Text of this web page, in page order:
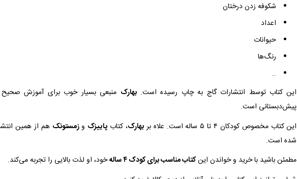
شکوفه زدن درختان
اعداد
حیوانات
رنگ‌ها
…
این کتاب توسط انتشارات گاج به چاپ رسیده است.بهارک منبعی بسیار خوب برای آموزش
پیش‌دبستانی است.
این کتاب مخصوص کودکان ۴ تا ۵ ساله است. علاه بر
بهارک، کتاب پاییزک وزمستونک هم از همین
شده است.
مطمئن باشید با خرید و خواندن اینکتاب مناسب برای کودک ۴ ساله
خود، او لذت بالایی را تجربه می‌کند.